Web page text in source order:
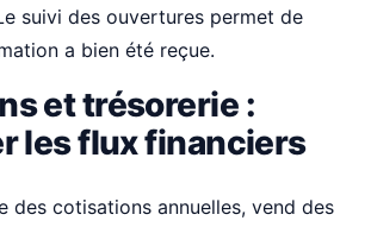
suivi des ouvertures permet de
a bien été reçue.
et trésorerie :
les flux financiers
des cotisations annuelles, vend des